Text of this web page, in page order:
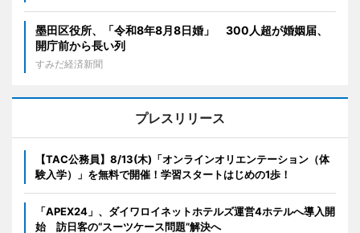
墨田区役所、「令和8年8月8日婚」 300人超が婚姻届、
開庁前から長い列
すみだ経済新聞
プレスリリース
【TAC公務員】8/13(木)「オンラインオリエンテーション（体
験入学）」を無料で開催！学習スタートはじめの1歩！
「APEX24」、ダイワロイネットホテルズ運営4ホテルへ導入開
始 訪日客の“スーツケース問題”解決へ